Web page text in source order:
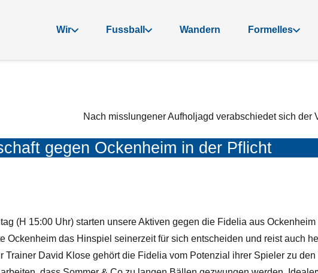
Wir Fussball Wandern Formelles
Nach misslungener Aufholjagd verabschiedet sich der
gegen Ockenheim in der Pflicht
(H 15:00 Uhr) starten unsere Aktiven gegen die Fidelia aus
Ockenheim das Hinspiel seinerzeit für sich entscheiden und reist auch
Trainer David Klose gehört die Fidelia vom Potenzial ihrer Spieler zu